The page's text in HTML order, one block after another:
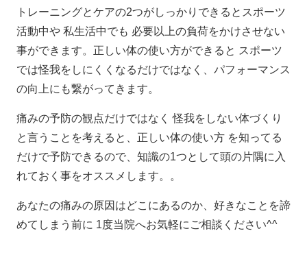
トレーニングとケアの2つがしっかりできるとスポーツ
活動中や 私生活中でも 必要以上の負荷をかけさせない
事ができます。正しい体の使い方ができると スポーツ
では怪我をしにくくなるだけではなく、パフォーマンス
の向上にも繋がってきます。
痛みの予防の観点だけではなく 怪我をしない体づくり
と言うことを考えると、正しい体の使い方 を知ってる
だけで予防できるので、知識の1つとして頭の片隅に入
れておく事をオススメします。。
あなたの痛みの原因はどこにあるのか、好きなことを諦
めてしまう前に 1度当院へお気軽にご相談ください^^